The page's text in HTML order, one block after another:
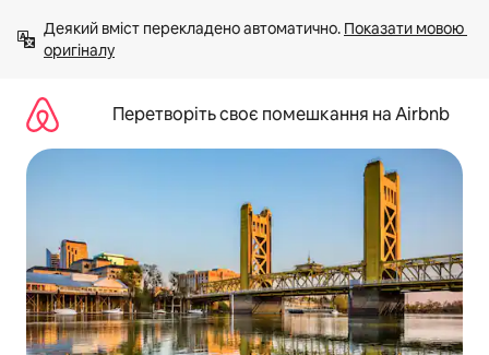
вмісту
Деякий вміст перекладено автоматично. Показати мовою
оригіналу
Перетворіть своє помешкання на Airbnb